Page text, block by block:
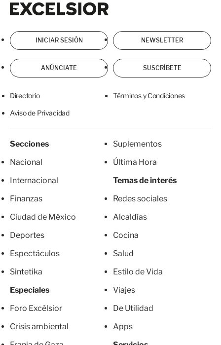
INICIAR SESIÓN NEWSLETTER
ANÚNCIATE SUSCRÍBETE
Directorio Términos y Condiciones
Aviso de Privacidad
Secciones
Nacional
Internacional
Finanzas
Ciudad de México
Deportes
Espectáculos
Sintetika
Especiales
Foro Excélsior
Crisis ambiental
Suplementos
Última Hora
Temas de interés
Redes sociales
Alcaldías
Cocina
Salud
Estilo de Vida
Viajes
De Utilidad
Apps